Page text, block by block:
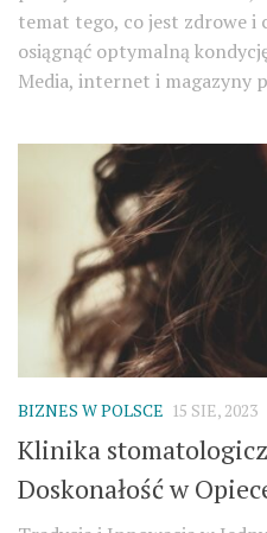
temat tego, co jest zdrowe i
osiągnąć optymalną
Media, internet i magazyny
BIZNES W POLSCE 15 SIE, 2023
Klinika
Doskonałość w